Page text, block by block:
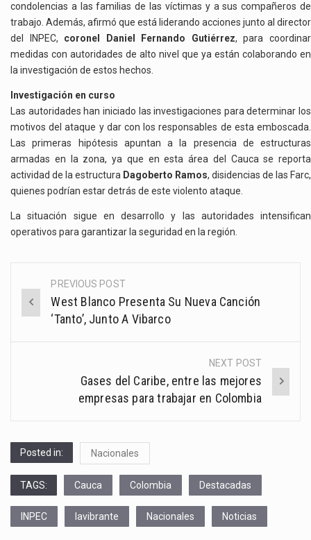
condolencias a las familias de las víctimas y a sus compañeros de
trabajo. Además, afirmó que está liderando acciones junto al director
del INPEC, coronel Daniel Fernando Gutiérrez, para coordinar
medidas con autoridades de alto nivel que ya están colaborando en
la investigación de estos hechos.
Investigación en curso
Las autoridades han iniciado las investigaciones para determinar los
motivos del ataque y dar con los responsables de esta emboscada.
Las primeras hipótesis apuntan a la presencia de estructuras
armadas en la zona, ya que en esta área del Cauca se reporta
actividad de la estructura Dagoberto Ramos, disidencias de las Farc,
quienes podrían estar detrás de este violento ataque.
La situación sigue en desarrollo y las autoridades intensifican
operativos para garantizar la seguridad en la región.
Post
navigation
PREVIOUS POST
West Blanco Presenta Su Nueva Canción
‘Tanto’, Junto A Vibarco
NEXT POST
Gases del Caribe, entre las mejores
empresas para trabajar en Colombia
Posted in: Nacionales
TAGS: Cauca Colombia Destacadas
INPEC lavibrante Nacionales Noticias